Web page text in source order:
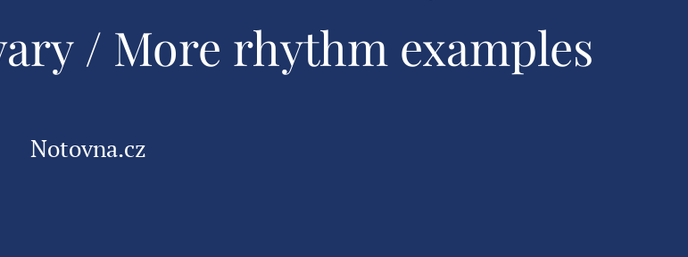
/ More rhythm examples
Notovna.cz